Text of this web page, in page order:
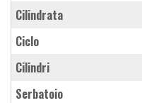
Cilindrata
Ciclo
Cilindri
Serbatoio